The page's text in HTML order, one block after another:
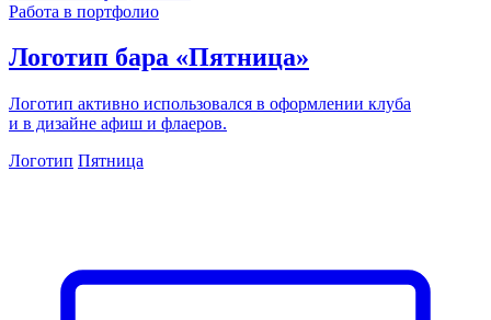
Работа в портфолио
Логотип бара «Пятница»
Логотип активно использовался в оформлении клуба
и в дизайне афиш и флаеров.
Логотип Пятница